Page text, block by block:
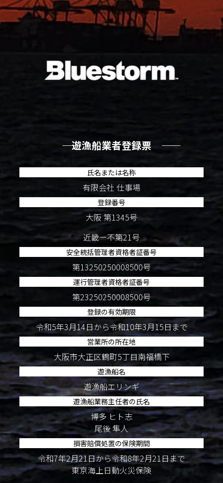
―― 遊漁船業者登録票 ――
氏名または名称
有限会社 仕事場
登録番号
大阪 第1345号
近畿ー不第21号
安全統括管理者資格者証番号
第13250250008500号
運行管理者資格者証番号
第23250250008500号
登録の有効期限
令和5年3月14日から令和10年3月15日まで
営業所の所在地
大阪市大正区鶴町5丁目南福橋下
遊漁船名
遊漁船エリンギ
遊漁船業務主任者の氏名
博多 ヒト志
尾後 隼人
損害賠償処置の保険期間
令和7年2月21日から令和8年2月21日まで
東京海上日動火災保険